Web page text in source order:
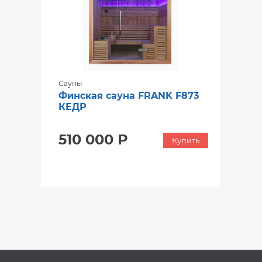
Сауны
Финская сауна FRANK F873
КЕДР
510 000 Р Купить